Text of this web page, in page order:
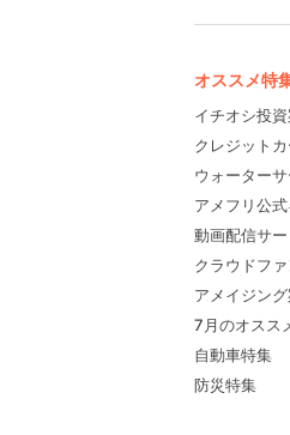
オススメ特
イチオシ投
クレジット
ウォーター
アメフリ公
動画配信サ
クラウドフ
アメイジン
7月のオスス
自動車特集
防災特集